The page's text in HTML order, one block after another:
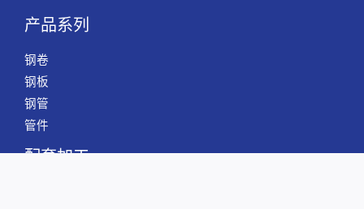
产品系列
钢卷
钢板
钢管
管件
配套加工